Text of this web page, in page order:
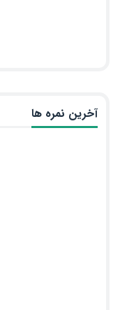
آخرین نمره ها